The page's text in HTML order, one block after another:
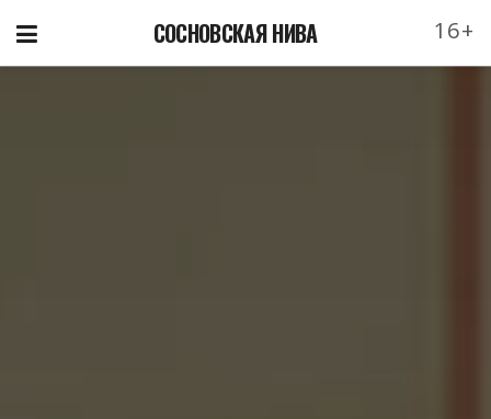
СОСНОВСКАЯ НИВА 16+